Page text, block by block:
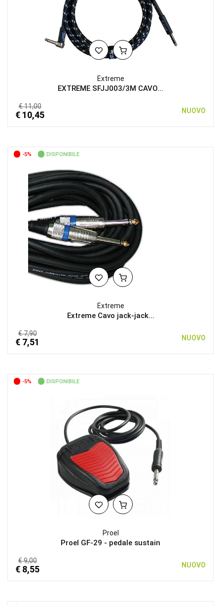
Extreme
EXTREME SFJJ003/3M CAVO...
€ 11,00
€ 10,45 NUOVO
-5% DISPONIBILE
Extreme
Extreme Cavo jack-jack...
€ 7,90
€ 7,51 NUOVO
-5% DISPONIBILE
Proel
Proel GF-29 - pedale sustain
€ 9,00
€ 8,55 NUOVO